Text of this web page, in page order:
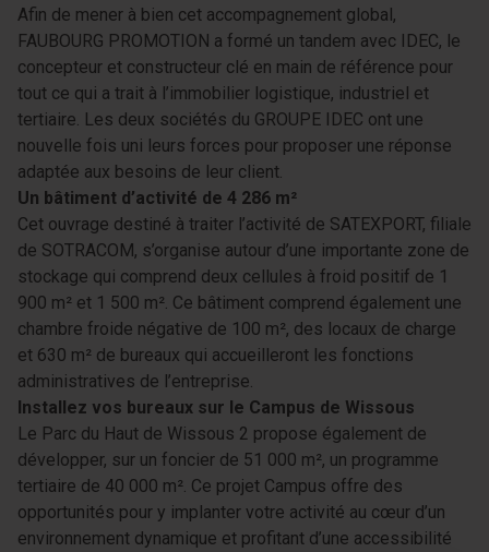
Afin de mener à bien cet accompagnement global,
FAUBOURG PROMOTION a formé un tandem avec IDEC, le
concepteur et constructeur clé en main de référence pour
tout ce qui a trait à l’immobilier logistique, industriel et
tertiaire. Les deux sociétés du GROUPE IDEC ont une
nouvelle fois uni leurs forces pour proposer une réponse
adaptée aux besoins de leur client.
Un bâtiment d’activité de 4 286 m²
Cet ouvrage destiné à traiter l’activité de SATEXPORT, filiale
de SOTRACOM, s’organise autour d’une importante zone de
stockage qui comprend deux cellules à froid positif de 1
900 m² et 1 500 m². Ce bâtiment comprend également une
chambre froide négative de 100 m², des locaux de charge
et 630 m² de bureaux qui accueilleront les fonctions
administratives de l’entreprise.
Installez vos bureaux sur le Campus de Wissous
Le Parc du Haut de Wissous 2 propose également de
développer, sur un foncier de 51 000 m², un programme
tertiaire de 40 000 m². Ce projet Campus offre des
opportunités pour y implanter votre activité au cœur d’un
environnement dynamique et profitant d’une accessibilité